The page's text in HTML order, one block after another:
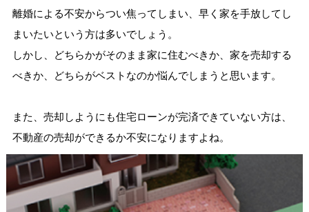
離婚による不安からつい焦ってしまい、早く家を手放してし
まいたいという方は多いでしょう。
しかし、どちらかがそのまま家に住むべきか、家を売却する
べきか、どちらがベストなのか悩んでしまうと思います。
また、売却しようにも住宅ローンが完済できていない方は、
不動産の売却ができるか不安になりますよね。